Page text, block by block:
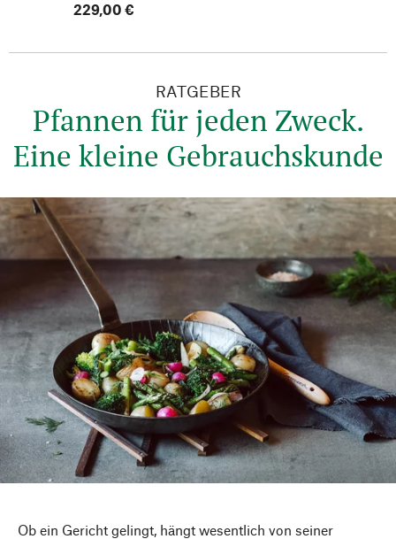
229,00 €
RATGEBER
Pfannen für jeden Zweck.
Eine kleine Gebrauchskunde
Ob ein Gericht gelingt, hängt wesentlich von seiner